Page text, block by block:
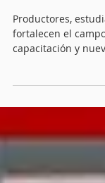
Segunda
del IEDEP
Productores,
capacitación y
municipal
participó en la
Educación Digital